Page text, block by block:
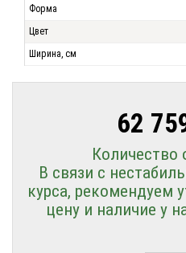
Форма
Цвет
Ширина, см
62
Количество
В связи с
курса, рекомендуем
цену и наличие у